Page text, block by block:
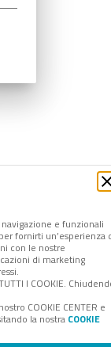
e funzionali
fornirti un’esperienza
con le nostre
di marketing
I COOKIE.
COOKIE CENTER e
la nostra COOKIE